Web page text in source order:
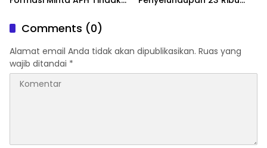
Pertanyakan Perizinan di
Gambor
Comments (0)
Alamat email Anda tidak akan dipublikasikan. Ruas yang
wajib ditandai *